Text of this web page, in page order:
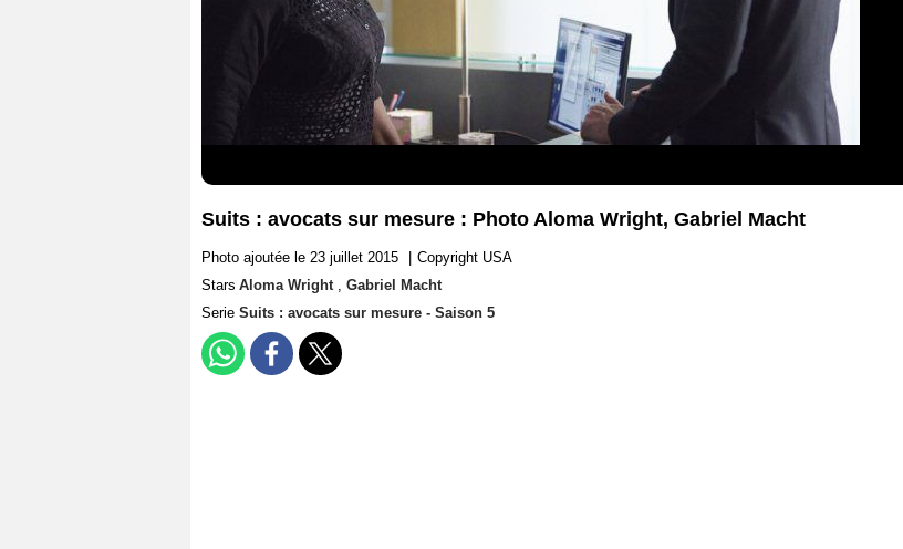
Suits : avocats sur mesure : Photo Aloma Wright, Gabriel Macht
Photo ajoutée le 23 juillet 2015
Copyright USA
Stars Aloma Wright , Gabriel Macht
Serie Suits : avocats sur mesure - Saison 5